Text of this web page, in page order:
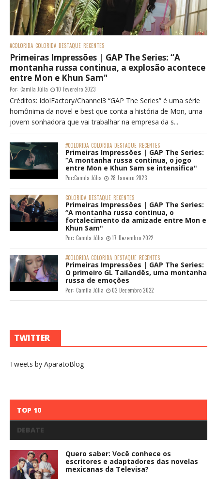
#COLORIDA COLORIDA DESTAQUE RECENTES
Primeiras Impressões | GAP The Series: “A
montanha russa continua, a explosão acontece
entre Mon e Khun Sam"
Por: Camila Júlia 10 Fevereiro 2023
Créditos: IdolFactory/Channel3 “GAP The Series” é uma série
homônima da novel e best que conta a história de Mon, uma
jovem sonhadora que vai trabalhar na empresa da s...
#COLORIDA COLORIDA DESTAQUE RECENTES
Primeiras Impressões | GAP The Series:
“A montanha russa continua, o jogo
entre Mon e Khun Sam se intensifica"
Por:Camila Júlia 28 Janeiro 2023
COLORIDA DESTAQUE RECENTES
Primeiras Impressões | GAP The Series:
“A montanha russa continua, o
fortalecimento da amizade entre Mon e
Khun Sam"
Por: Camila Júlia 17 Dezembro 2022
#COLORIDA COLORIDA DESTAQUE RECENTES
Primeiras Impressões | GAP The Series:
O primeiro GL Tailandês, uma montanha
russa de emoções
Por: Camila Júlia 02 Dezembro 2022
TWITTER
Tweets by AparatoBlog
TOP 10
DEBATE
Quero saber: Você conhece os
escritores e adaptadores das novelas
mexicanas da Televisa?